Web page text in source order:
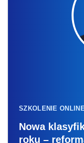
SZKOLENIE
Nowa
roku –